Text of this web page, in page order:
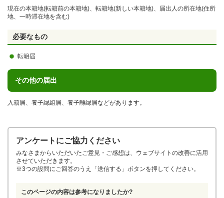
現在の本籍地(転籍前の本籍地)、転籍地(新しい本籍地)、届出人の所在地(住所
地、一時滞在地を含む)
必要なもの
転籍届
その他の届出
入籍届、養子縁組届、養子離縁届などがあります。
アンケートにご協力ください
みなさまからいただいたご意見・ご感想は、ウェブサイトの改善に活用
させていただきます。
※3つの設問にご回答のうえ「送信する」ボタンを押してください。
このページの内容は参考になりましたか?